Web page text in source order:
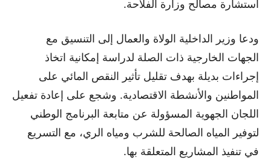
استشارة مصالح وزارة الفلاحة.
ودعا وزير الداخلية الولاة والعمال إلى التنسيق مع
الجهات الخارجية ذات الصلة لدراسة إمكانية اتخاذ
إجراءات بديلة بهدف تقليل تأثير النقص المائي على
المواطنين والأنشطة الاقتصادية. وشجع على إعادة تفعيل
اللجان الجهوية المسؤولة عن متابعة البرنامج الوطني
لتوفير المياه الصالحة للشرب ومياه الري، مع التسريع
في تنفيذ المشاريع المتعلقة بها.